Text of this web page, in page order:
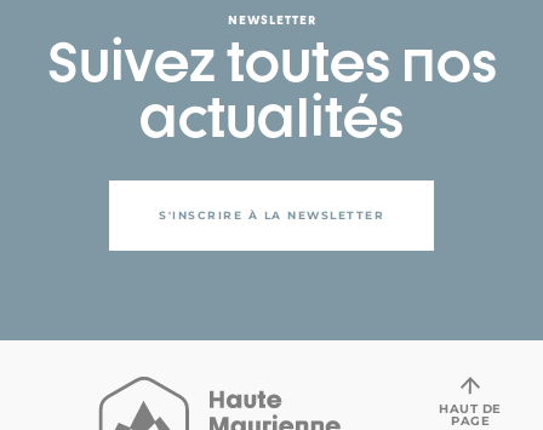
NEWSLETTER
Suivez toutes nos
actualités
S'INSCRIRE À LA NEWSLETTER
HAUT DE
PAGE